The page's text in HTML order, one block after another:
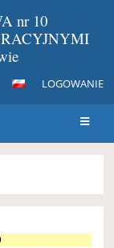
nr 10
LOGOWANIE